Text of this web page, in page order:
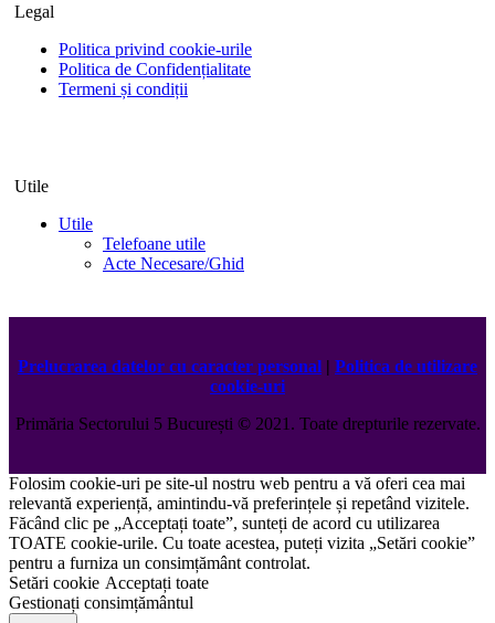
Legal
Politica privind cookie-urile
Politica de Confidențialitate
Termeni și condiții
Utile
Utile
Telefoane utile
Acte Necesare/Ghid
Prelucrarea datelor cu caracter personal | Politica de utilizare
cookie-uri
Primăria Sectorului 5 București ©️2021. Toate drepturile rezervate.
Folosim cookie-uri pe site-ul nostru web pentru a vă oferi cea mai
relevantă experiență, amintindu-vă preferințele și repetând vizitele.
Făcând clic pe „Acceptați toate”, sunteți de acord cu utilizarea
TOATE cookie-urile. Cu toate acestea, puteți vizita „Setări cookie”
pentru a furniza un consimțământ controlat.
Setări cookie Acceptați toate
Gestionați consimțământul